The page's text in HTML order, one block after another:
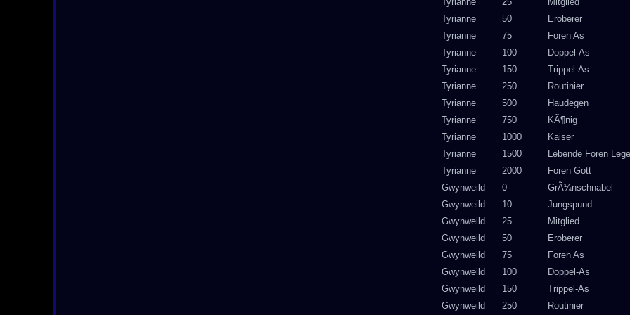
Tyrianne
50
Eroberer
Tyrianne
75
Foren As
Tyrianne
100
Doppel-As
Tyrianne
150
Trippel-As
Tyrianne
250
Routinier
Tyrianne
500
Haudegen
Tyrianne
750
KÃ¶nig
Tyrianne
1000
Kaiser
Tyrianne
1500
Lebende Foren
Tyrianne
2000
Foren Gott
Gwynweild
0
GrÃ¼nschnabel
Gwynweild
10
Jungspund
Gwynweild
25
Mitglied
Gwynweild
50
Eroberer
Gwynweild
75
Foren As
Gwynweild
100
Doppel-As
Gwynweild
150
Trippel-As
Gwynweild
250 Routinier